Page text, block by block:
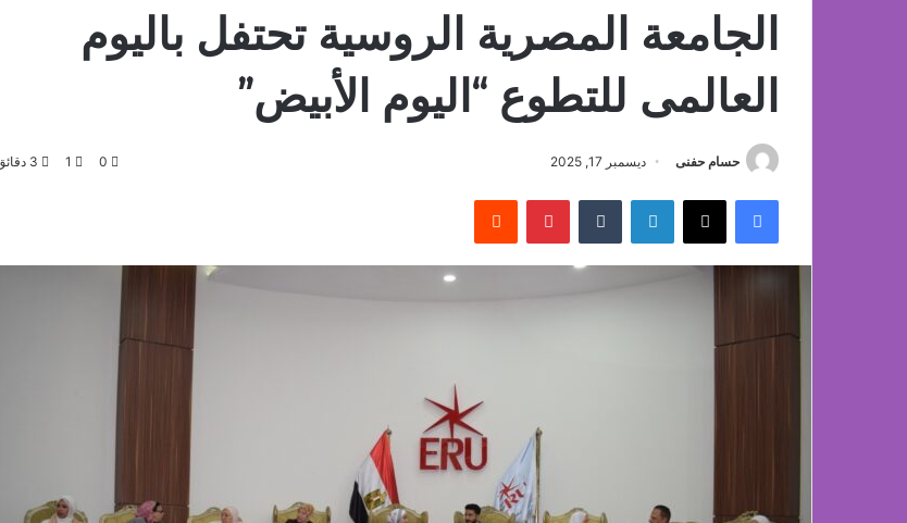
الجامعة المصرية الروسية تحتفل باليوم
العالمى للتطوع “اليوم الأبيض”
حسام حفنى ديسمبر 17, 2025 0
1
فيسبوك ‫X لينكدإن بينتيريست